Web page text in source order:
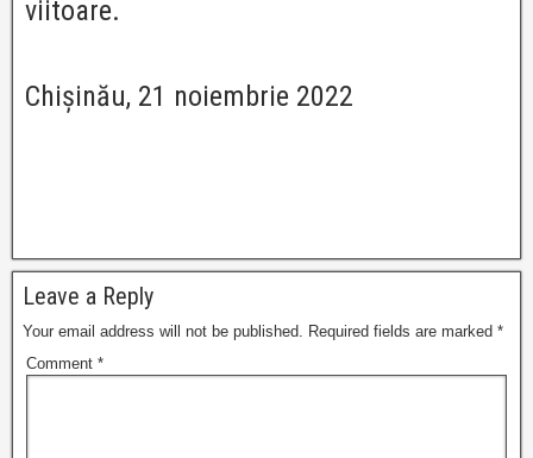
viitoare.
Chișinău, 21 noiembrie 2022
Leave a Reply
Your email address will not be published. Required fields are marked *
Comment *